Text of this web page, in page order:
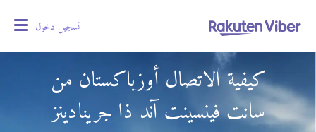
تسجيل دخول
كيفية الاتصال أوزباكستان من
سانت فينسينت آند ذا جرينادينز